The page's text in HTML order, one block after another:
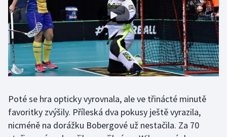
Parasport
Plavání
Plážový volejbal
Rychlobruslení
Rychlostní kanoistika
Poté se hra opticky vyrovnala, ale ve třinácté minutě
favoritky zvýšily. Příleská dva pokusy ještě vyrazila,
nicméně na dorážku Bobergové už nestačila. Za 70